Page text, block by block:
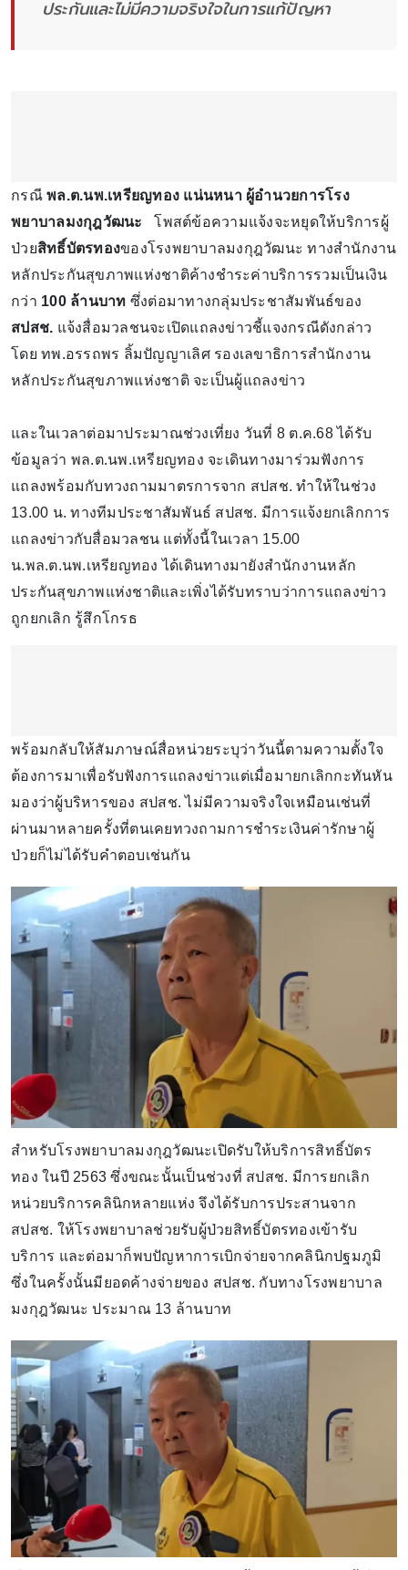
ประกันและไม่มีความจริงใจในการแก้ปัญหา
กรณี พล.ต.นพ.เหรียญทอง แน่นหนา ผู้อำนวยการโรง
พยาบาลมงกุฎวัฒนะ
โพสต์ข้อความแจ้งจะหยุดให้บริการผู้
ป่วยสิทธิ์บัตรทองของโรงพยาบาลมงกุฎวัฒนะ ทางสำนักงาน
หลักประกันสุขภาพแห่งชาติค้างชำระค่าบริการรวมเป็นเงิน
กว่า 100 ล้านบาท ซึ่งต่อมาทางกลุ่มประชาสัมพันธ์ของ
สปสช. แจ้งสื่อมวลชนจะเปิดแถลงข่าวชี้แจงกรณีดังกล่าว
โดย ทพ.อรรถพร ลิ้มปัญญาเลิศ รองเลขาธิการสำนักงาน
หลักประกันสุขภาพแห่งชาติ จะเป็นผู้แถลงข่าว
และในเวลาต่อมาประมาณช่วงเที่ยง วันที่ 8 ต.ค.68 ได้รับ
ข้อมูลว่า พล.ต.นพ.เหรียญทอง จะเดินทางมาร่วมฟังการ
แถลงพร้อมกับทวงถามมาตรการจาก สปสช. ทำให้ในช่วง
13.00 น. ทางทีมประชาสัมพันธ์ สปสช. มีการแจ้งยกเลิกการ
แถลงข่าวกับสื่อมวลชน แต่ทั้งนี้ในเวลา 15.00
น.พล.ต.นพ.เหรียญทอง ได้เดินทางมายังสำนักงานหลัก
ประกันสุขภาพแห่งชาติและเพิ่งได้รับทราบว่าการแถลงข่าว
ถูกยกเลิก รู้สึกโกรธ
พร้อมกลับให้สัมภาษณ์สื่อหน่วยระบุว่าวันนี้ตามความตั้งใจ
ต้องการมาเพื่อรับฟังการแถลงข่าวแต่เมื่อมายกเลิกกะทันหัน
มองว่าผู้บริหารของ สปสช. ไม่มีความจริงใจเหมือนเช่นที่
ผ่านมาหลายครั้งที่ตนเคยทวงถามการชำระเงินค่ารักษาผู้
ป่วยก็ไม่ได้รับคำตอบเช่นกัน
สำหรับโรงพยาบาลมงกุฎวัฒนะเปิดรับให้บริการสิทธิ์บัตร
ทอง ในปี 2563 ซึ่งขณะนั้นเป็นช่วงที่ สปสช. มีการยกเลิก
หน่วยบริการคลินิกหลายแห่ง จึงได้รับการประสานจาก
สปสช. ให้โรงพยาบาลช่วยรับผู้ป่วยสิทธิ์บัตรทองเข้ารับ
บริการ และต่อมาก็พบปัญหาการเบิกจ่ายจากคลินิกปฐมภูมิ
ซึ่งในครั้งนั้นมียอดค้างจ่ายของ สปสช. กับทางโรงพยาบาล
มงกุฎวัฒนะ ประมาณ 13 ล้านบาท